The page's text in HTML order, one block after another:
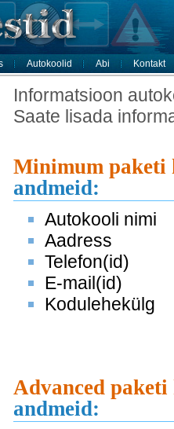
Autokoolid Abi Kontakt
Informatsioon
Saate lisada
Minimum paketi
andmeid:
Autokooli nimi
Aadress
Telefon(id)
E-mail(id)
Kodulehekülg
Advanced paketi
andmeid: